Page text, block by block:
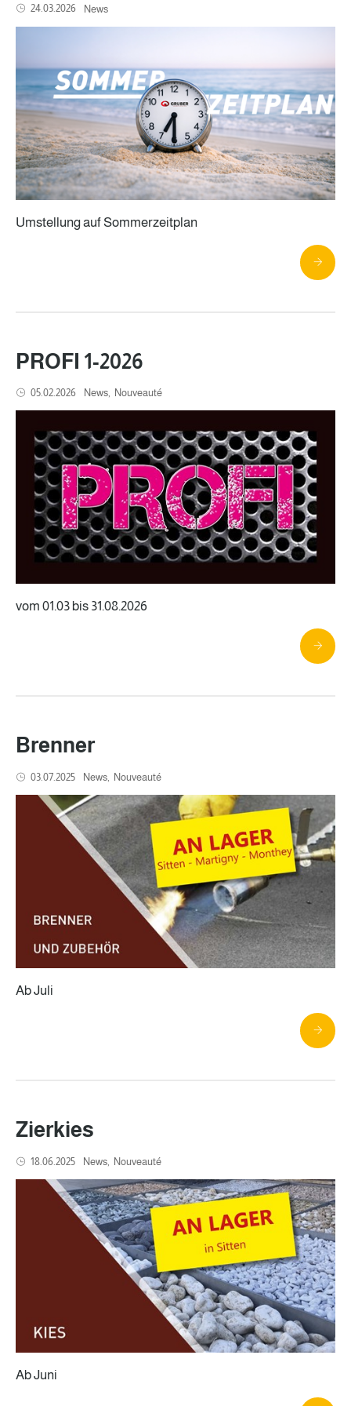
24.03.2026 News
Umstellung auf Sommerzeitplan
PROFI 1-2026
05.02.2026 News Nouveauté
vom 01.03 bis 31.08.2026
Brenner
03.07.2025 News Nouveauté
Ab Juli
Zierkies
18.06.2025 News Nouveauté
Ab Juni